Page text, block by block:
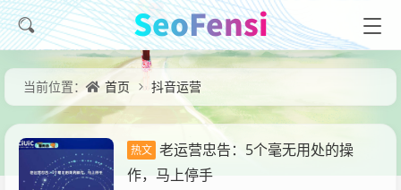
当前位置： 首页 抖音运营
热文 老运营忠告：5个毫无用处的操
作，马上停手